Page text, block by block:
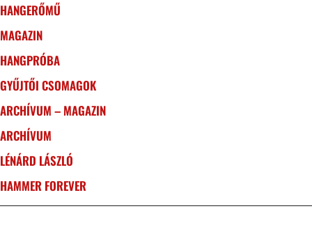
HANGERŐMŰ
MAGAZIN
HANGPRÓBA
GYŰJTŐI CSOMAGOK
ARCHÍVUM – MAGAZIN
ARCHÍVUM
LÉNÁRD LÁSZLÓ
HAMMER FOREVER